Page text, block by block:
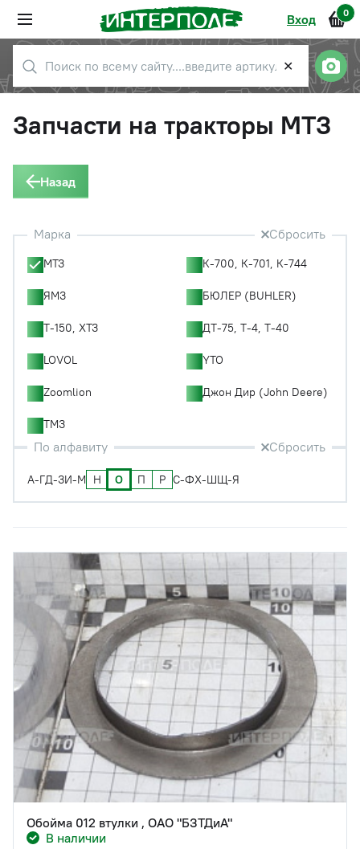
Вход 0
✕
Запчасти на тракторы МТЗ
Назад
Марка Сбросить
МТЗ К-700, К-701, К-744
ЯМЗ БЮЛЕР (BUHLER)
Т-150, ХТЗ ДТ-75, Т-4, Т-40
LOVOL YTO
Zoomlion Джон Дир (John Deere)
ТМЗ
По алфавиту Сбросить
А-ГД-ЗИ-М Н О П Р С-ФХ-ШЩ-Я
Обойма 012 втулки , ОАО "БЗТДиА"
В наличии